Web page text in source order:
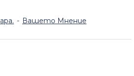
- Вашето Мнение